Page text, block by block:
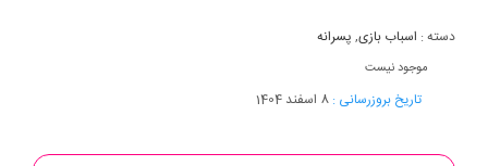
دسته : اسباب بازی, پسرانه
موجود نیست
تاریخ بروزرسانی : 8 اسفند 1404